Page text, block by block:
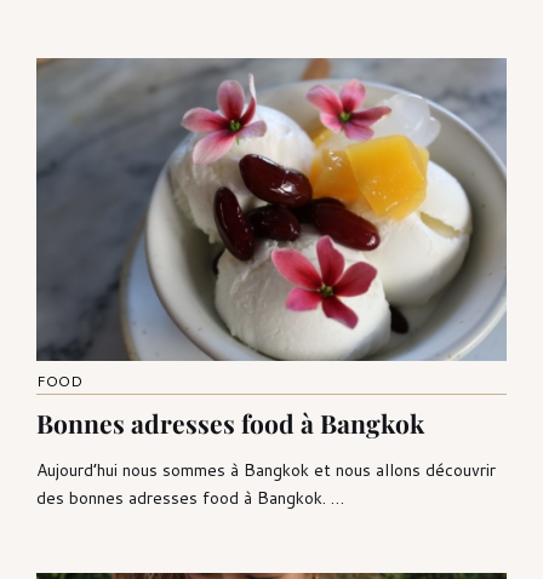
FOOD
Bonnes adresses food à Bangkok
Aujourd’hui nous sommes à Bangkok et nous allons découvrir
des bonnes adresses food à Bangkok. …